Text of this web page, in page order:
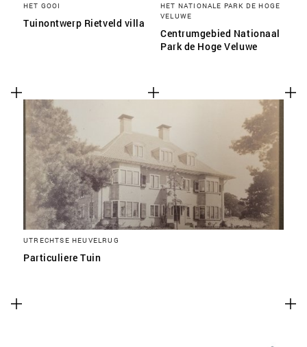
HET GOOI
Tuinontwerp Rietveld villa
HET NATIONALE PARK DE HOGE
VELUWE
Centrumgebied Nationaal
Park de Hoge Veluwe
UTRECHTSE HEUVELRUG
Particuliere Tuin